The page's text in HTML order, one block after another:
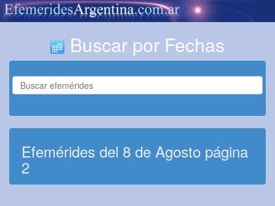
Buscar por Fechas
Efemérides del 8 de Agosto página
2